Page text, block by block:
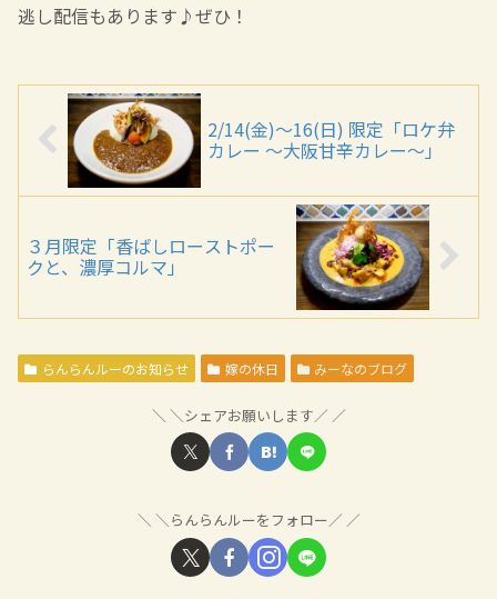
逃し配信もあります♪ぜひ！
2/14(金)～16(日) 限定「ロケ弁
カレー ～大阪甘辛カレー～」
３月限定「香ばしローストポー
クと、濃厚コルマ」
らんらんルーのお知らせ 嫁の休日 みーなのブログ
＼シェアお願いします／
＼らんらんルーをフォロー／